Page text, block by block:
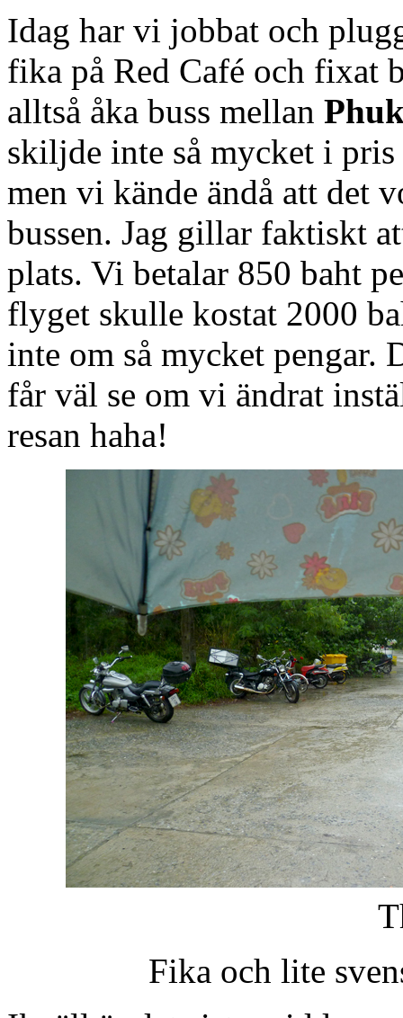
Idag har vi jobbat och
fika på Red Café och fixat
alltså åka buss mellan
skiljde inte så mycket i
men vi kände ändå att det
bussen. Jag gillar faktiskt
plats. Vi betalar 850 baht
flyget skulle kostat 2000
inte om så mycket pengar.
får väl se om vi ändrat
resan haha!
Fika och lite